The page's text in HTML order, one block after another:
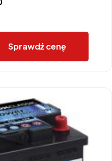
Sprawdź cenę